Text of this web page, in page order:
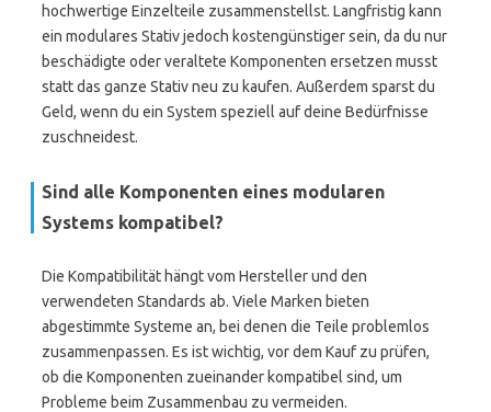
hochwertige Einzelteile zusammenstellst. Langfristig kann
ein modulares Stativ jedoch kostengünstiger sein, da du nur
beschädigte oder veraltete Komponenten ersetzen musst
statt das ganze Stativ neu zu kaufen. Außerdem sparst du
Geld, wenn du ein System speziell auf deine Bedürfnisse
zuschneidest.
Sind alle Komponenten eines modularen
Systems kompatibel?
Die Kompatibilität hängt vom Hersteller und den
verwendeten Standards ab. Viele Marken bieten
abgestimmte Systeme an, bei denen die Teile problemlos
zusammenpassen. Es ist wichtig, vor dem Kauf zu prüfen,
ob die Komponenten zueinander kompatibel sind, um
Probleme beim Zusammenbau zu vermeiden.